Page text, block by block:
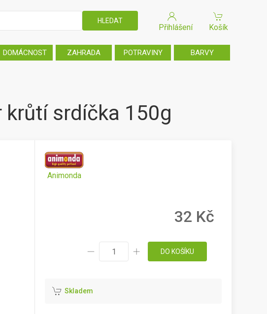
Přihlášení Košík
DOMÁCNOST ZAHRADA POTRAVINY BARVY
srdíčka 150g
Animonda
32 Kč
DO KOŠÍKU
Skladem